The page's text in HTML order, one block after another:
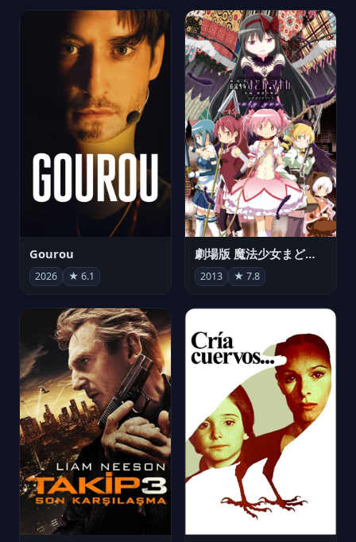
Gourou
2026 ★ 6.1
劇場版 魔法少女まどか☆マギカ[新編]叛逆の物語
2013 ★ 7.8